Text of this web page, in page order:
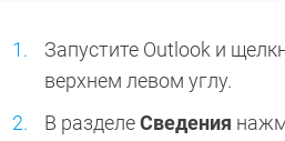
Запустите Outlook и
верхнем левом углу.
В разделеСведения